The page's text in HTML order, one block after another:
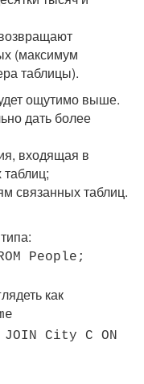
(максимум
таблицы).
ощутимо выше.
дать более
входящая в
связанных таблиц.
People;
как
JOIN City C ON